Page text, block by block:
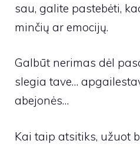
sau, galite pastebėti,
minčių ar emocijų.
Galbūt nerimas dėl
slegia tave…
abejonės…
Kai taip atsitiks, užuot